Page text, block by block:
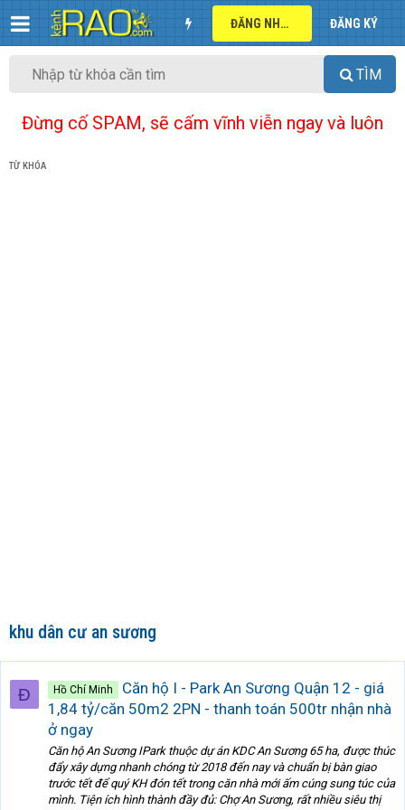
ĐĂNG NHẬP ĐĂNG KÝ
TÌM
Đừng cố SPAM, sẽ cấm vĩnh viễn ngay và luôn
TỪ KHÓA
khu dân cư an sương
Đ Hồ Chí Minh
Căn hộ I - Park An Sương Quận 12 - giá
1,84 tỷ/căn 50m2 2PN - thanh toán 500tr nhận nhà
ở ngay
Căn hộ An Sương IPark thuộc dự án KDC An Sương 65 ha, được thúc
đẩy xây dựng nhanh chóng từ 2018 đến nay và chuẩn bị bàn giao
trước tết để quý KH đón tết trong căn nhà mới ấm cúng sung túc của
mình. Tiện ích hình thành đầy đủ: Chợ An Sương, rất nhiều siêu thị